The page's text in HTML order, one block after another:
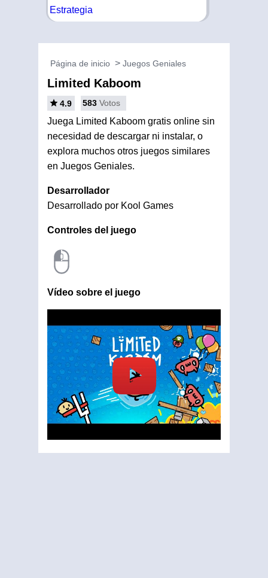
Página de inicio Juegos Geniales
Limited Kaboom
4.9 583 Votos
Juega Limited Kaboom gratis online sin
necesidad de descargar ni instalar, o
explora muchos otros juegos similares
en Juegos Geniales.
Desarrollador
Desarrollado por Kool Games
Controles del juego
Vídeo sobre el juego